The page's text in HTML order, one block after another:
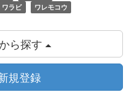
ワラビ ワレモコウ
ら探す
規登録